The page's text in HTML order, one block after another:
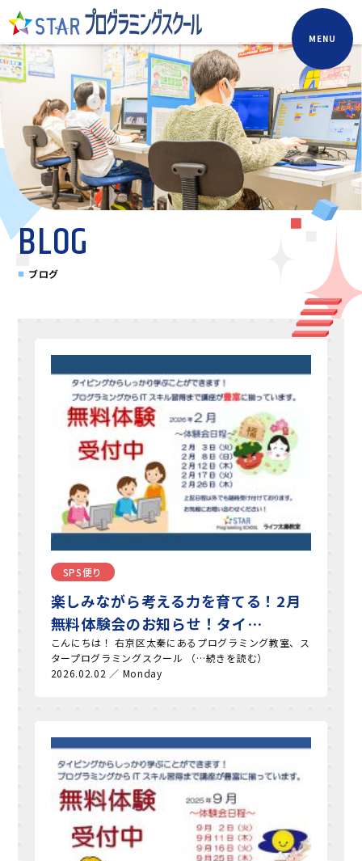
MENU
BLOG
ブログ
SPS便り
楽しみながら考える力を育てる！2月
無料体験会のお知らせ！タイ…
こんにちは！ 右京区太秦にあるプログラミング教室、ス
タープログラミングスクール （…続きを読む）
2026.02.02 ／ Monday